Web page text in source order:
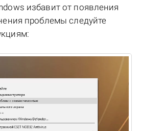
избавит от появления
проблемы следуйте